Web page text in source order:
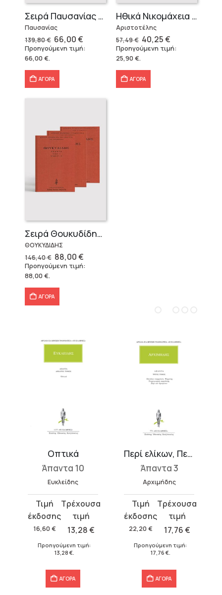
Σειρά Παυσανίας – Δεμένο (3 τόμοι)
Παυσανίας
139,80€ Original
price
was:
66,00€Η
τρέχουσα
τιμή
Προηγούμενη τιμή:
66,00€.
ΑΓΟΡΑ
Ηθικά Νικομάχεια (3 τόμοι)
Αριστοτέλης
57,49€ Original
price
was:
40,25€Η
τρέχουσα
τιμή
Προηγούμενη τιμή:
25,90€.
ΑΓΟΡΑ
Σειρά Θουκυδίδης – Δεμένο (4 τόμοι)
ΘΟΥΚΥΔΙΔΗΣ
146,40€ Original
price
was:
88,00€Η
τρέχουσα
τιμή
Προηγούμενη τιμή:
88,00€.
ΑΓΟΡΑ
Οπτικά
Άπαντα 10
Ευκλείδης
16,60 €
Original
price
was:
13,28€
τρέχουσα
τιμή
13,28 €.
Προηγούμενη τιμή:
13,28 €.
ΑΓΟΡΑ
Περί ελίκων, Περί ισορροπιών, Ψαμμίτης, Τετραγωνισμός παραβολής, Περί των οχουμένων, Λήμματα, Πρόβλημα βοεικόν
Άπαντα 3
Αρχιμήδης
22,20 €
Original
price
was:
17,76€
τρέχουσα
τιμή
17,76 €.
Προηγούμενη τιμή:
17,76 €.
ΑΓΟΡΑ